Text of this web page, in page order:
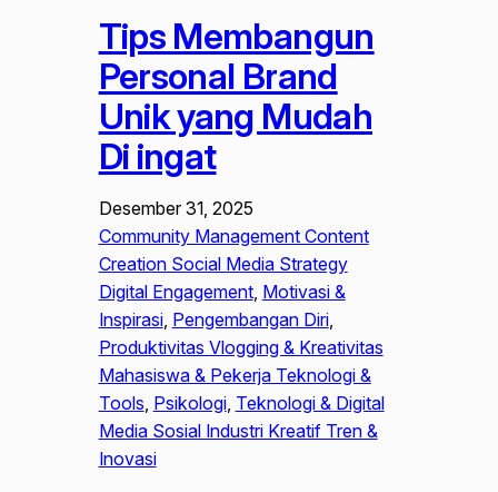
Tips Membangun
Personal Brand
Unik yang Mudah
Di ingat
Desember 31, 2025
Community Management Content
Creation Social Media Strategy
Digital Engagement, Motivasi &
Inspirasi, Pengembangan Diri
Produktivitas Vlogging & Kreativitas
Mahasiswa & Pekerja Teknologi &
Tools, Psikologi, Teknologi & Digital
Media Sosial Industri Kreatif Tren &
Inovasi